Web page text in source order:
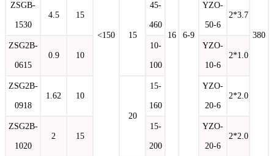
<150 16 6-9 380
ZSGB-
1530
4.5 15
15
45-
460
YZO-
50-6
2*3.7
ZSG2B-
0615
0.9 10
10-
100
YZO-
10-6
2*1.0
ZSG2B-
0918
1.62 10
20
15-
160
YZO-
20-6
2*2.0
ZSG2B-
1020
2 15
15-
200
YZO-
20-6
2*2.0